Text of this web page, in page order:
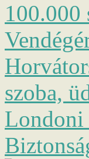
100.000
szoba,
Londoni